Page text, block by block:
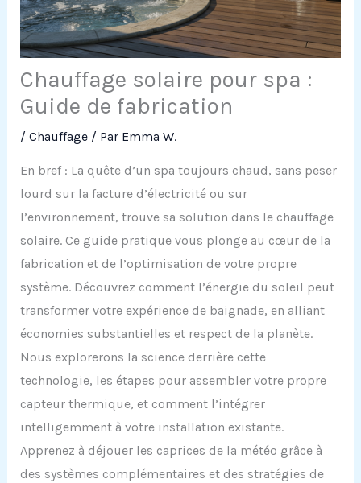
Chauffage solaire pour spa :
Guide de fabrication
/ Chauffage/ Par Emma W.
En bref : La quête d’un spa toujours chaud, sans peser
lourd sur la facture d’électricité ou sur
l’environnement, trouve sa solution dans le chauffage
solaire. Ce guide pratique vous plonge au cœur de la
fabrication et de l’optimisation de votre propre
système. Découvrez comment l’énergie du soleil peut
transformer votre expérience de baignade, en alliant
économies substantielles et respect de la planète.
Nous explorerons la science derrière cette
technologie, les étapes pour assembler votre propre
capteur thermique, et comment l’intégrer
intelligemment à votre installation existante.
Apprenez à déjouer les caprices de la météo grâce à
des systèmes complémentaires et des stratégies de